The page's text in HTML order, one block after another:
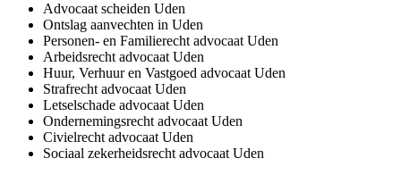
Advocaat scheiden Uden
Ontslag aanvechten in Uden
Personen- en Familierecht advocaat Uden
Arbeidsrecht advocaat Uden
Huur, Verhuur en Vastgoed advocaat Uden
Strafrecht advocaat Uden
Letselschade advocaat Uden
Ondernemingsrecht advocaat Uden
Civielrecht advocaat Uden
Sociaal zekerheidsrecht advocaat Uden